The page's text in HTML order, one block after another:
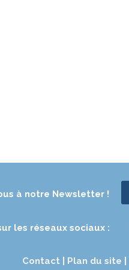
à notre Newsletter !
les réseaux sociaux :
Contact | Plan du site |